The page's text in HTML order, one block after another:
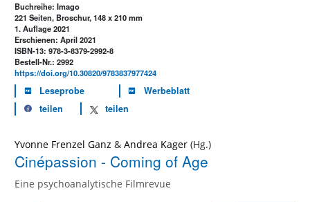
Buchreihe: Imago
221 Seiten, Broschur, 148 x 210 mm
1. Auflage 2021
Erschienen: April 2021
ISBN-13: 978-3-8379-2992-8
Bestell-Nr.: 2992
https://doi.org/10.30820/9783837977424
Leseprobe
Werbeblatt
teilen
teilen
Yvonne Frenzel Ganz & Andrea Kager
Cinépassion - Coming of Age
Eine psychoanalytische Filmrevue